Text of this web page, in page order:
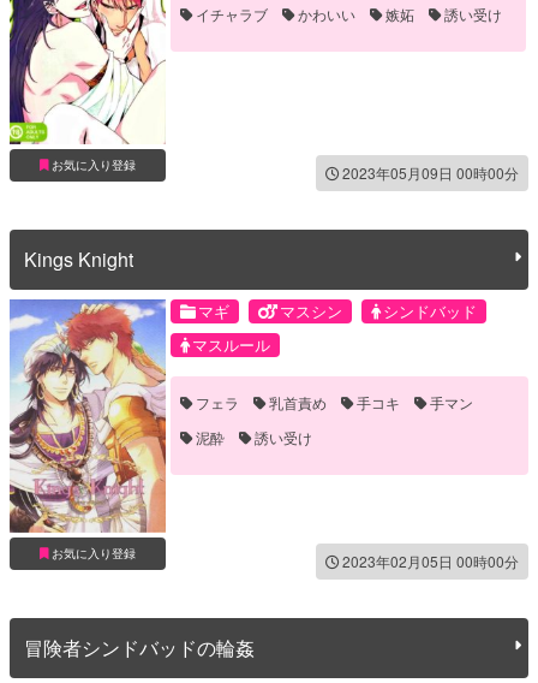
お気に入り登録
イチャラブ かわいい 嫉妬 誘い受け
2023年05月09日 00時00分
Kings Knight
お気に入り登録
マギ マスシン
シンドバッド
マスルール
フェラ 乳首責め 手コキ
手マン
泥酔
誘い受け
2023年02月05日 00時00分
冒険者シンドバッドの輪姦